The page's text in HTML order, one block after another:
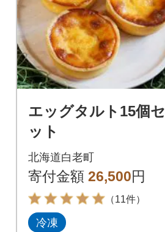
エッグタルト15個セ
ット
北海道白老町
寄付金額 26,500円
（11件）
冷凍